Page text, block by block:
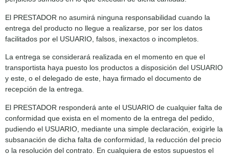
El PRESTADOR no asumirá ninguna responsabilidad cuando la
entrega del producto no llegue a realizarse, por ser los datos
facilitados por el USUARIO, falsos, inexactos o incompletos.
La entrega se considerará realizada en el momento en que el
transportista haya puesto los productos a disposición del USUARIO
y este, o el delegado de este, haya firmado el documento de
recepción de la entrega.
El PRESTADOR responderá ante el USUARIO de cualquier falta de
conformidad que exista en el momento de la entrega del pedido,
pudiendo el USUARIO, mediante una simple declaración, exigirle la
subsanación de dicha falta de conformidad, la reducción del precio
o la resolución del contrato. En cualquiera de estos supuestos el